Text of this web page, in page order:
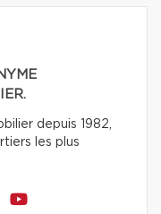
depuis 1982,
les plus